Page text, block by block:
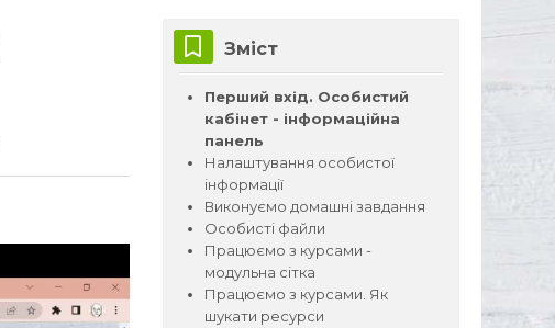
Пропустити Зміст
Зміст
Перший вхід. Особистий
кабінет - інформаційна
панель
Налаштування особистої
інформації
Виконуємо домашні завдання
Особисті файли
Працюємо з курсами -
модульна сітка
Працюємо з курсами. Як
шукати ресурси